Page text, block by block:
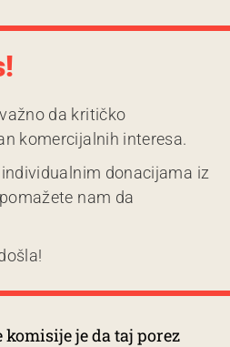
da kritičko
komercijalnih interesa.
donacijama iz
nam da
komisije je da taj porez